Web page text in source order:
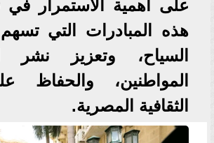
على أهمية الاستمرار في
هذه المبادرات التي
السياح، وتعزيز نشر
المواطنين، والحفاظ
الثقافية المصرية.